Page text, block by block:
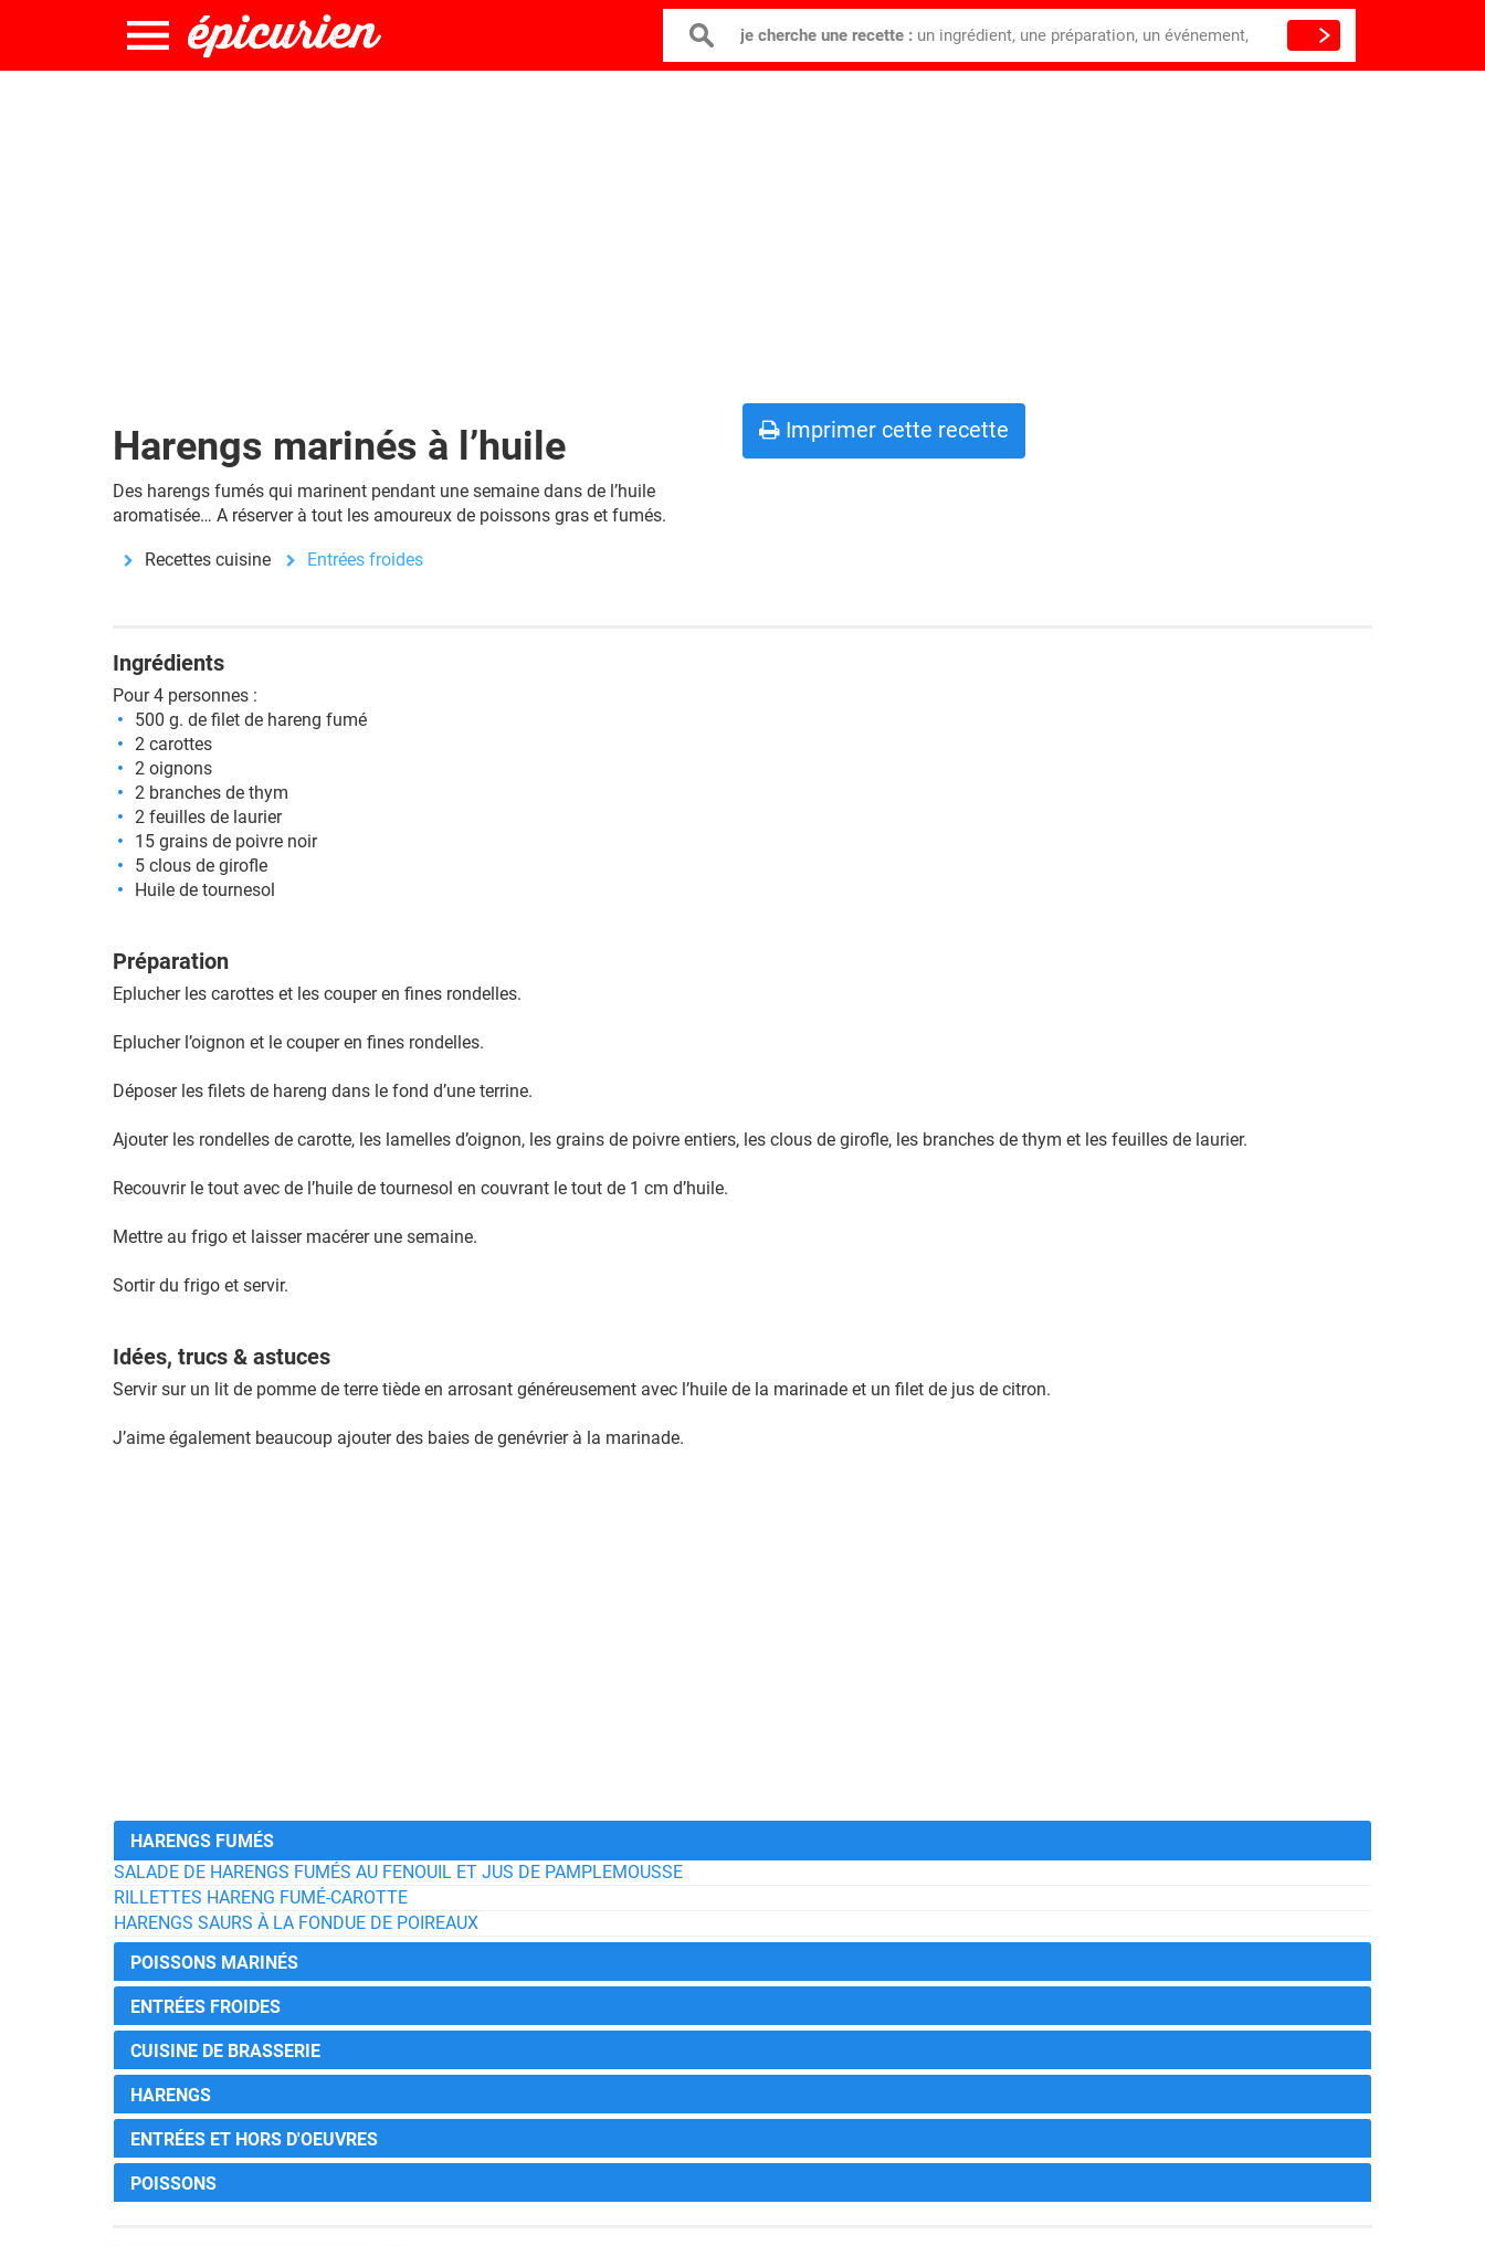
je cherche une recette : un ingrédient, une préparation, un événement,
Harengs marinés à l’huile
Des harengs fumés qui marinent pendant une semaine dans de l’huile
aromatisée… A réserver à tout les amoureux de poissons gras et fumés.
Recettes cuisine Entrées froides
Imprimer cette recette
Ingrédients
Pour 4 personnes :
500 g. de filet de hareng fumé
2 carottes
2 oignons
2 branches de thym
2 feuilles de laurier
15 grains de poivre noir
5 clous de girofle
Huile de tournesol
Préparation
Eplucher les carottes et les couper en fines rondelles.
Eplucher l’oignon et le couper en fines rondelles.
Déposer les filets de hareng dans le fond d’une terrine.
Ajouter les rondelles de carotte, les lamelles d’oignon, les grains de poivre entiers, les clous de girofle, les branches de thym et les feuilles de laurier.
Recouvrir le tout avec de l’huile de tournesol en couvrant le tout de 1 cm d’huile.
Mettre au frigo et laisser macérer une semaine.
Sortir du frigo et servir.
Idées, trucs & astuces
Servir sur un lit de pomme de terre tiède en arrosant généreusement avec l’huile de la marinade et un filet de jus de citron.
J’aime également beaucoup ajouter des baies de genévrier à la marinade.
HARENGS FUMÉS
SALADE DE HARENGS FUMÉS AU FENOUIL ET JUS DE PAMPLEMOUSSE
RILLETTES HARENG FUMÉ-CAROTTE
HARENGS SAURS À LA FONDUE DE POIREAUX
POISSONS MARINÉS
ENTRÉES FROIDES
CUISINE DE BRASSERIE
HARENGS
ENTRÉES ET HORS D'OEUVRES
POISSONS